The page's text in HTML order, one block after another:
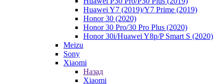
Huawei Y7 (2019)/Y7 Prime (2019)
Honor 30 (2020)
Honor 30 Pro/30 Pro Plus (2020)
Honor 30i/Huawei Y8p/P Smart S (2020)
Meizu
Sony
Xiaomi
Назад
Xiaomi